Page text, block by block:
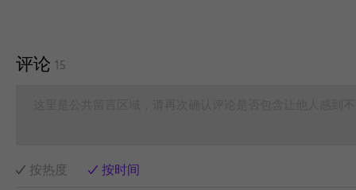
评论 15
按热度
按时间